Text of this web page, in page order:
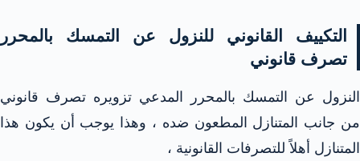
التكييف القانوني للنزول عن التمسك بالمحرر
تصرف قانوني
النزول عن التمسك بالمحرر المدعي تزويره تصرف قانوني
من جانب المتنازل المطعون ضده ، وهذا يوجب أن يكون هذا
المتنازل أهلاً للتصرفات القانونية ،